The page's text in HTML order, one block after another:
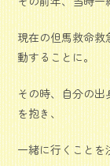
現在の但馬救命
動することに。
その時、自分の
を抱き、
一緒に行くこと